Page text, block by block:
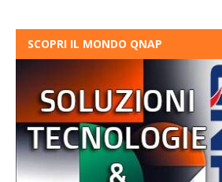
SCOPRI IL MONDO QNAP